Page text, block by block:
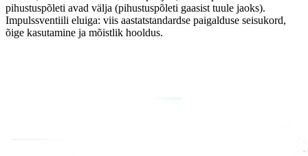
pihustuspõleti avad välja (pihustuspõleti gaasist tuule jaoks).
Impulssventiili eluiga: viis aastatstandardse paigalduse seisukord,
õige kasutamine ja mõistlik hooldus.